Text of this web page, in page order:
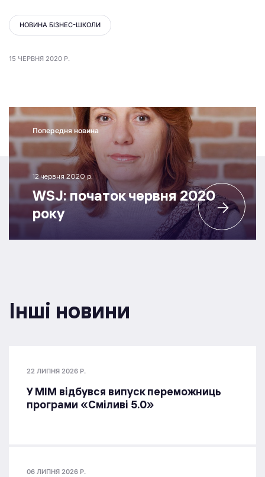
НОВИНА БІЗНЕС-ШКОЛИ
15 ЧЕРВНЯ 2020 Р.
Попередня новина
12 червня 2020 р.
WSJ: початок червня 2020
року
Інші новини
22 ЛИПНЯ 2026 Р.
У МІМ відбувся випуск переможниць
програми «Сміливі 5.0»
06 ЛИПНЯ 2026 Р.